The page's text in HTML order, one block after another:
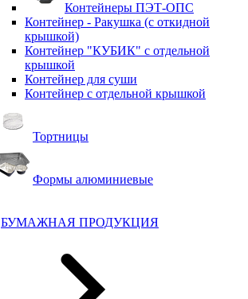
Контейнеры ПЭТ-ОПС
Контейнер - Ракушка (с откидной
крышкой)
Контейнер "КУБИК" с отдельной
крышкой
Контейнер для суши
Контейнер с отдельной крышкой
Тортницы
Формы алюминиевые
БУМАЖНАЯ ПРОДУКЦИЯ